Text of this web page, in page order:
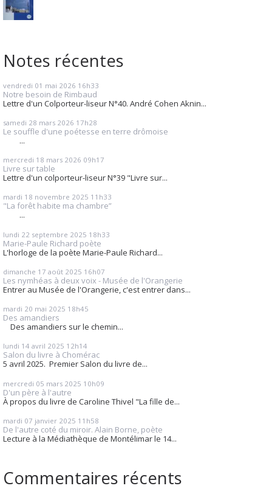
Notes récentes
vendredi 01 mai 2026 16h33
Notre besoin de Rimbaud
Lettre d'un Colporteur-liseur N°40. André Cohen Aknin...
samedi 28 mars 2026 17h28
Le souffle d'une poétesse en terre drômoise
...
mercredi 18 mars 2026 09h17
Livre sur table
Lettre d'un colporteur-liseur N°39 "Livre sur...
mardi 18 novembre 2025 11h33
"La forêt habite ma chambre”
...
lundi 22 septembre 2025 18h33
Marie-Paule Richard poète
L'horloge de la poète Marie-Paule Richard...
dimanche 17 août 2025 16h07
Les nymhéas à deux voix - Musée de l'Orangerie
Entrer au Musée de l'Orangerie, c'est entrer dans...
mardi 20 mai 2025 18h45
Des amandiers
Des amandiers sur le chemin...
lundi 14 avril 2025 12h14
Salon du livre à Chomérac
5 avril 2025. Premier Salon du livre de...
mercredi 05 mars 2025 10h09
D'un père à l'autre
À propos du livre de Caroline Thivel "La fille de...
mardi 07 janvier 2025 11h58
De l'autre coté du miroir. Alain Borne, poète
Lecture à la Médiathèque de Montélimar le 14...
Commentaires récents